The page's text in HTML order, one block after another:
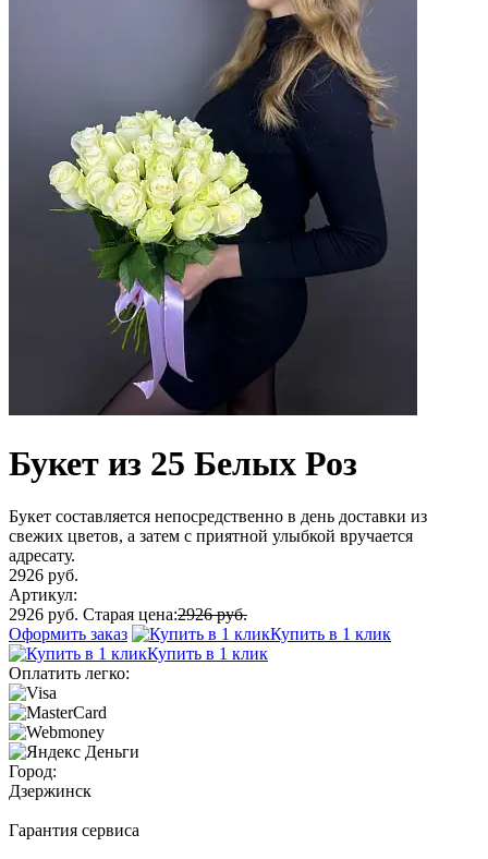
Букет из 25 Белых Роз
Букет составляется непосредственно в день доставки из
свежих цветов, а затем с приятной улыбкой вручается
адресату.
2926 руб.
Артикул:
2926 руб. Старая цена:2926 руб.
Оформить заказ
Купить в 1 клик
Купить в 1 клик
Оплатить легко:
Город:
Дзержинск
Гарантия сервиса